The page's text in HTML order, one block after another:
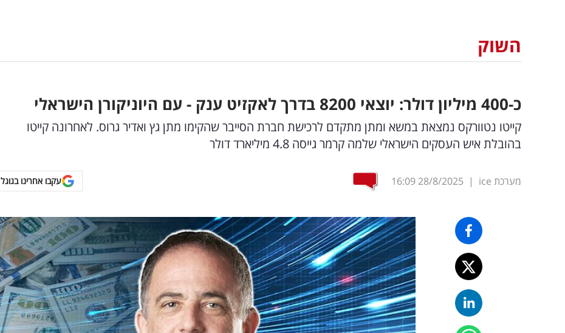
השוק
כ-400 מיליון דולר: יוצאי 8200 בדרך לאקזיט ענק - עם היוניקורן הישראלי
קייטו נטוורקס נמצאת במשא ומתן מתקדם לרכישת חברת הסייבר שהקימו מתן גץ ואדיר גרוס. לאחרונה קייטו
בהובלת איש העסקים הישראלי שלמה קרמר גייסה 4.8 מיליארד דולר
מערכת ice |
28/8/2025
16:09 עקבו אחרינו בגוגל